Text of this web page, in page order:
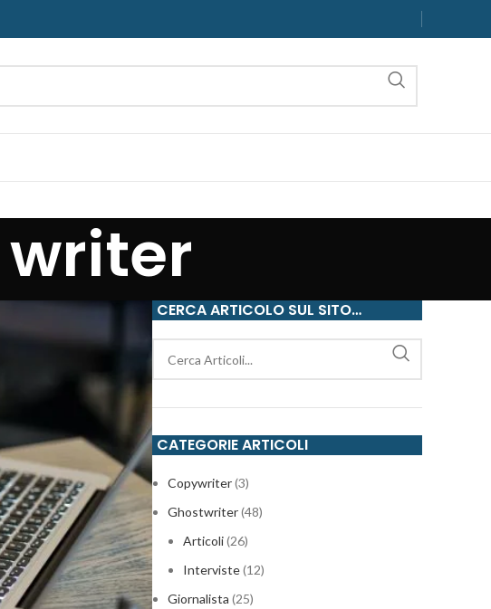
CERCA ARTICOLO SUL SITO…
CATEGORIE ARTICOLI
Copywriter(3)
Ghostwriter(48)
Articoli(26)
Interviste(12)
Giornalista (25)